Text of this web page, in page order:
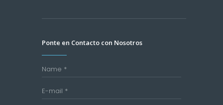
Ponte en Contacto con Nosotros